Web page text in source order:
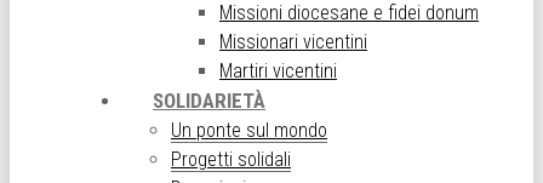
Missioni diocesane e fidei donum
Missionari vicentini
Martiri vicentini
SOLIDARIETÀ
Un ponte sul mondo
Progetti solidali